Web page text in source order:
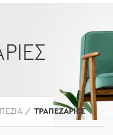
ΤΡΑΠΕΖΑΡΙΕΣ